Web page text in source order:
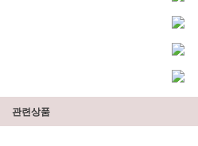
관련상품